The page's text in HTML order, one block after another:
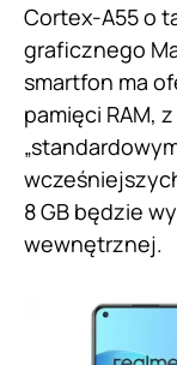
Cortex-A55 o
graficznego
smartfon ma
pamięci RAM,
8 GB będzie
wewnętrznej.